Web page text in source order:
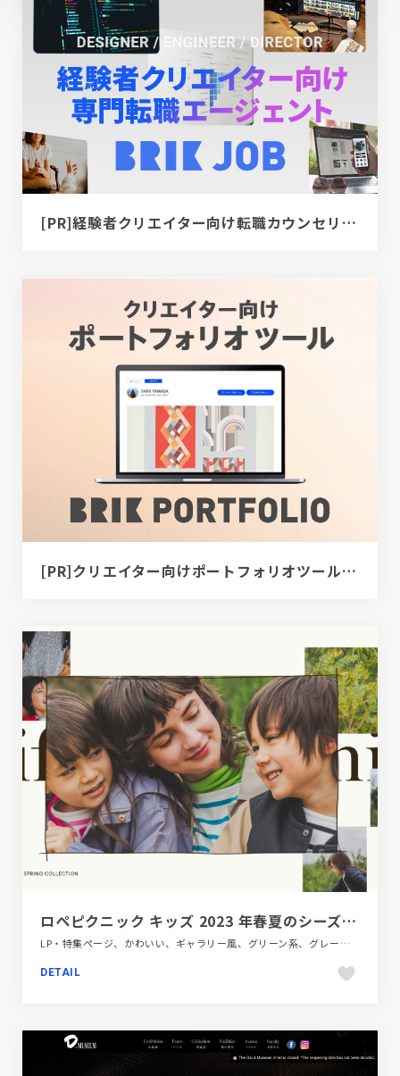
[PR]経験者クリエイター向け転職カウンセリング｜デザイナー / ディレクター / エンジニア
[PR]クリエイター向けポートフォリオツール｜BRIK PORTFOLIO
ロペピクニック キッズ 2023 年春夏のシーズンカタログが公開！
LP・特集ページ、かわいい、ギャラリー風、グリーン系、グレー系、タイポグラフィー、ナチュラル、ファッション・ビューティー、ブランド・サービスサイト、大きめ写真
DETAIL